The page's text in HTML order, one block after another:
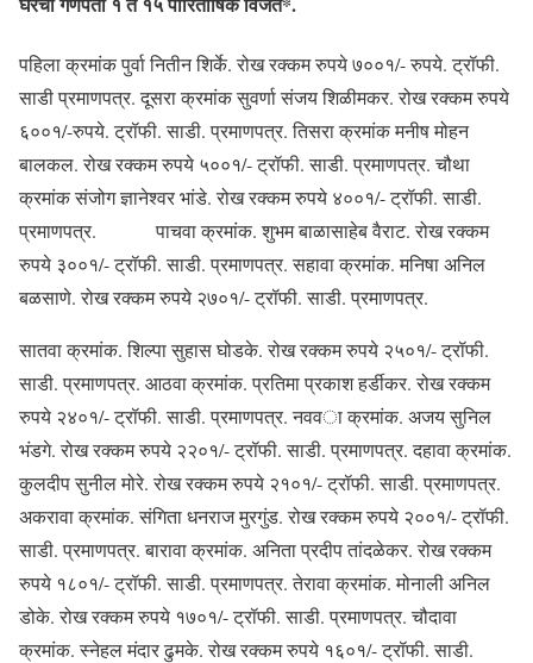
पहिला क्रमांक पुर्वा नितीन शिर्के. रोख रक्कम रुपये ७००१/- रुपये. ट्रॉफी.
साडी प्रमाणपत्र. दूसरा क्रमांक सुवर्णा संजय शिळीमकर. रोख रक्कम रुपये
६००१/-रुपये. ट्रॉफी. साडी. प्रमाणपत्र. तिसरा क्रमांक मनीष मोहन
बालकल. रोख रक्कम रुपये ५००१/- ट्रॉफी. साडी. प्रमाणपत्र. चौथा
क्रमांक संजोग ज्ञानेश्वर भांडे. रोख रक्कम रुपये ४००१/- ट्रॉफी. साडी.
प्रमाणपत्र. पाचवा क्रमांक. शुभम बाळासाहेब वैराट. रोख रक्कम
रुपये ३००१/- ट्रॉफी. साडी. प्रमाणपत्र. सहावा क्रमांक. मनिषा अनिल
बळसाणे. रोख रक्कम रुपये २७०१/- ट्रॉफी. साडी. प्रमाणपत्र.
सातवा क्रमांक. शिल्पा सुहास घोडके. रोख रक्कम रुपये २५०१/- ट्रॉफी.
साडी. प्रमाणपत्र. आठवा क्रमांक. प्रतिमा प्रकाश हर्डीकर. रोख रक्कम
रुपये २४०१/- ट्रॉफी. साडी. प्रमाणपत्र. नववा क्रमांक. अजय सुनिल
भंडगे. रोख रक्कम रुपये २२०१/- ट्रॉफी. साडी. प्रमाणपत्र. दहावा क्रमांक.
कुलदीप सुनील मोरे. रोख रक्कम रुपये २१०१/- ट्रॉफी. साडी. प्रमाणपत्र.
अकरावा क्रमांक. संगिता धनराज मुरगुंड. रोख रक्कम रुपये २००१/- ट्रॉफी.
साडी. प्रमाणपत्र. बारावा क्रमांक. अनिता प्रदीप तांदळेकर. रोख रक्कम
रुपये १८०१/- ट्रॉफी. साडी. प्रमाणपत्र. तेरावा क्रमांक. मोनाली अनिल
डोके. रोख रक्कम रुपये १७०१/- ट्रॉफी. साडी. प्रमाणपत्र. चौदावा
क्रमांक. स्नेहल मंदार ढुमके. रोख रक्कम रुपये १६०१/- ट्रॉफी. साडी.